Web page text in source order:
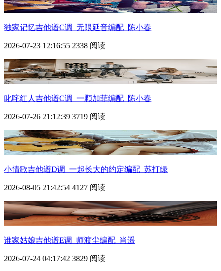
独家记忆吉他谱C调_无限延音编配_陈小春
2026-07-23 12:16:55 2338 阅读
叱咤红人吉他谱C调_一颗加菲编配_陈小春
2026-07-26 21:12:39 3719 阅读
小情歌吉他谱D调_一起长大的约定编配_苏打绿
2026-08-05 21:42:54 4127 阅读
谁家姑娘吉他谱E调_师渡尘编配_肖遥
2026-07-24 04:17:42 3829 阅读